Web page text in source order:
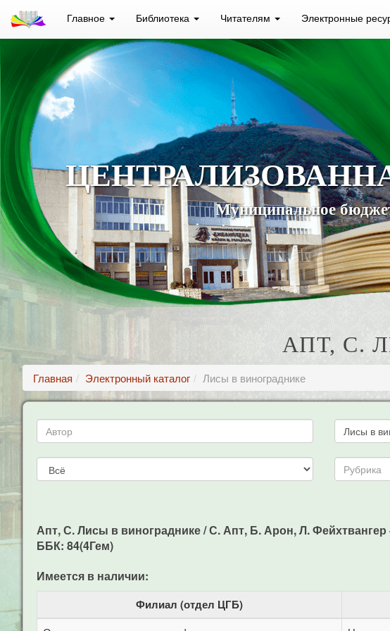
Главное Библиотека Читателям Электронные
Муниципальное
АПТ, С.
Главная Электронный каталог Лисы в винограднике
Апт, С. Лисы в винограднике / С. Апт, Б. Арон, Л. Фейхтвангер
ББК: 84(4Гем)
Имеется в наличии:
Филиал (отдел ЦГБ)